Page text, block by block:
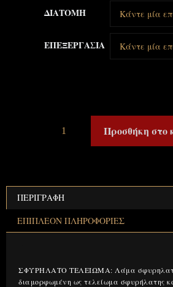
ΔΙΑΤΟΜΗ
ΕΠΕΞΕΡΓΑΣΙΑ
Προσθήκη στο
ΠΕΡΙΓΡΑΦΉ
ΕΠΙΠΛΈΟΝ ΠΛΗΡΟΦΟΡΊΕΣ
ΣΦΥΡΗΛΑΤΟ ΤΕΛΕΙΩΜΑ: Λάμα
διαμορφωμένη ως τελείωμα σφυρήλατης